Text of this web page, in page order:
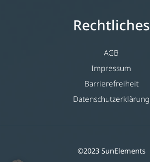
Rechtliches
AGB
Impressum
Barrierefreiheit
Datenschutzerklärung
©2023 SunElements